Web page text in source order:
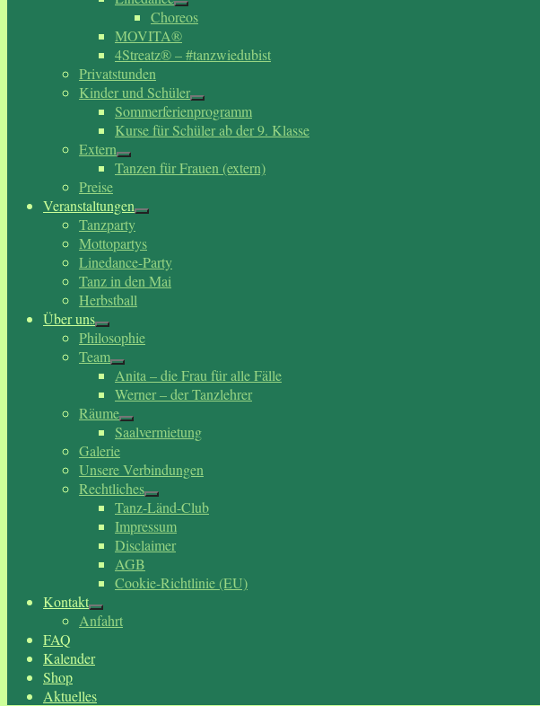
Choreos
MOVITA®
4Streatz® – #tanzwiedubist
Privatstunden
Kinder und Schüler
Sommerferienprogramm
Kurse für Schüler ab der 9. Klasse
Extern
Tanzen für Frauen (extern)
Preise
Veranstaltungen
Tanzparty
Mottopartys
Linedance-Party
Tanz in den Mai
Herbstball
Über uns
Philosophie
Team
Anita – die Frau für alle Fälle
Werner – der Tanzlehrer
Räume
Saalvermietung
Galerie
Unsere Verbindungen
Rechtliches
Tanz-Länd-Club
Impressum
Disclaimer
AGB
Cookie-Richtlinie (EU)
Kontakt
Anfahrt
FAQ
Kalender
Shop
Aktuelles